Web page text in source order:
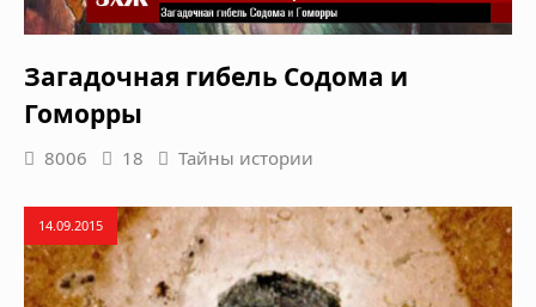
Загадочная гибель Содома и
Гоморры
8006 18 Тайны истории
14.09.2015